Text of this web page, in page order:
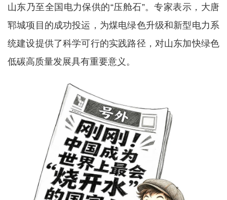
山东乃至全国电力保供的“压舱石”。专家表示，大唐
郓城项目的成功投运，为煤电绿色升级和新型电力系
统建设提供了科学可行的实践路径，对山东加快绿色
低碳高质量发展具有重要意义。